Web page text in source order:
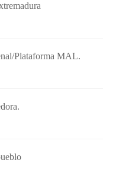
Plataforma MAL.